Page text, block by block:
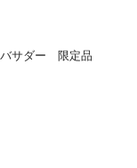
サダー 限定品